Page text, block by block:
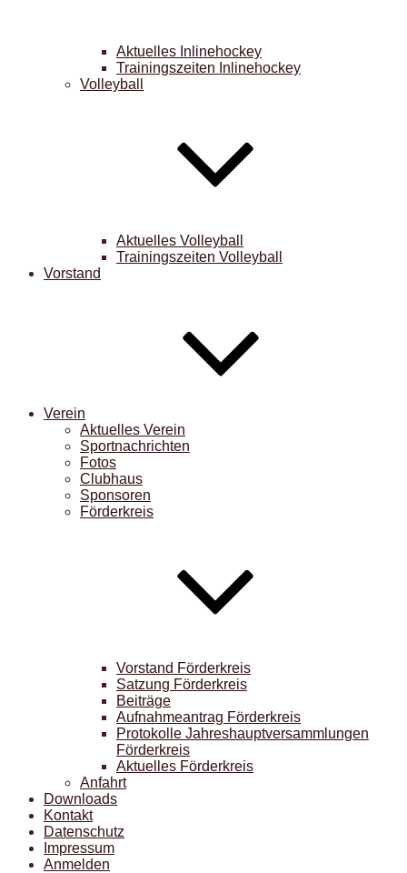
Aktuelles Inlinehockey
Trainingszeiten Inlinehockey
Volleyball
Aktuelles Volleyball
Trainingszeiten Volleyball
Vorstand
Verein
Aktuelles Verein
Sportnachrichten
Fotos
Clubhaus
Sponsoren
Förderkreis
Vorstand Förderkreis
Satzung Förderkreis
Beiträge
Aufnahmeantrag Förderkreis
Protokolle Jahreshauptversammlungen
Förderkreis
Aktuelles Förderkreis
Anfahrt
Downloads
Kontakt
Datenschutz
Impressum
Anmelden